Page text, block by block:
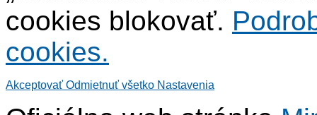
cookies blokovať.
cookies.
Akceptovať Odmietnuť všetko Nastavenia